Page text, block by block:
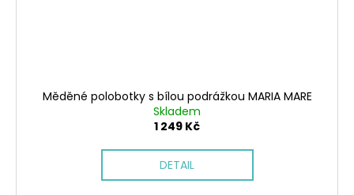
Měděné polobotky s bílou podrážkou MARIA MARE
Skladem
1 249 Kč
DETAIL